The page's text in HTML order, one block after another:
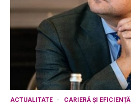
ACTUALITATE
CARIERĂ ȘI EFICIENȚĂ